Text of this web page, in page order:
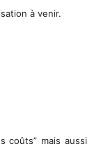
à venir.
coûts” mais aussi